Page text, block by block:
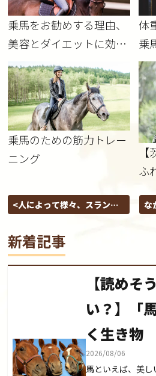
乗馬をお勧めする理由、
美容とダイエットに効果
的！
体
乗
果
乗馬のための筋力トレー
ニング
ふ
人によって様々、スランプ
な
新着記事
【読めそ
い？】「
く生き物
2026/08/06
馬といえば、美